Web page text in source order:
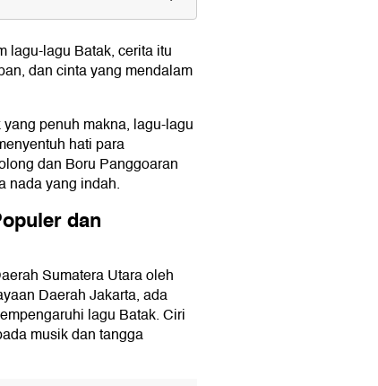
dan Maknanya
lagu-lagu Batak, cerita itu
dan cinta yang mendalam
penuh makna, lagu-lagu
hati para
dan Boru Panggoaran
nada yang indah.
dan
Sumatera Utara oleh
Daerah Jakarta, ada
lagu Batak. Ciri
musik dan tangga